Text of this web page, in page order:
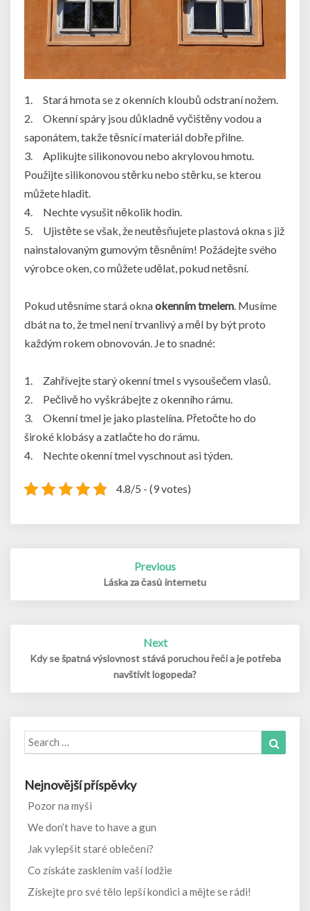
1. Stará hmota se z okenních kloubů odstraní nožem.
2. Okenní spáry jsou důkladně vyčištěny vodou a
saponátem, takže těsnící materiál dobře přilne.
3. Aplikujte silikonovou nebo akrylovou hmotu.
Použijte silikonovou stěrku nebo stěrku, se kterou
můžete hladit.
4. Nechte vysušit několik hodin.
5. Ujistěte se však, že neutěsňujete plastová okna s již
nainstalovaným gumovým těsněním! Požádejte svého
výrobce oken, co můžete udělat, pokud netěsní.
Pokud utěsníme stará oknaokenním tmelem . Musíme
dbát na to, že tmel není trvanlivý a měl by být proto
každým rokem obnovován. Je to snadné:
1. Zahřívejte starý okenní tmel s vysoušečem vlasů.
2. Pečlivě ho vyškrábejte z okenního rámu.
3. Okenní tmel je jako plastelína. Přetočte ho do
široké klobásy a zatlačte ho do rámu.
4. Nechte okenní tmel vyschnout asi týden.
4.8/5 - (9 votes)
Previous
Láska za časů internetu
Next
Kdy se špatná výslovnost stává poruchou řeči a je potřeba
navštívit logopeda?
Search
for:
Nejnovější příspěvky
Pozor na myši
We don’t have to have a gun
Jak vylepšit staré oblečení?
Co získáte zasklením vaší lodžie
Získejte pro své tělo lepší kondici a mějte se rádi!